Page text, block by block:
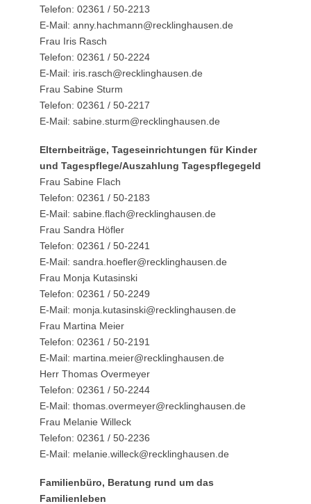
Telefon: 02361 / 50-2213
E-Mail: anny.hachmann@recklinghausen.de
Frau Iris Rasch
Telefon: 02361 / 50-2224
E-Mail: iris.rasch@recklinghausen.de
Frau Sabine Sturm
Telefon: 02361 / 50-2217
E-Mail: sabine.sturm@recklinghausen.de
Elternbeiträge, Tageseinrichtungen für Kinder
und Tagespflege/Auszahlung Tagespflegegeld
Frau Sabine Flach
Telefon: 02361 / 50-2183
E-Mail: sabine.flach@recklinghausen.de
Frau Sandra Höfler
Telefon: 02361 / 50-2241
E-Mail: sandra.hoefler@recklinghausen.de
Frau Monja Kutasinski
Telefon: 02361 / 50-2249
E-Mail: monja.kutasinski@recklinghausen.de
Frau Martina Meier
Telefon: 02361 / 50-2191
E-Mail: martina.meier@recklinghausen.de
Herr Thomas Overmeyer
Telefon: 02361 / 50-2244
E-Mail: thomas.overmeyer@recklinghausen.de
Frau Melanie Willeck
Telefon: 02361 / 50-2236
E-Mail: melanie.willeck@recklinghausen.de
Familienbüro, Beratung rund um das
Familienleben